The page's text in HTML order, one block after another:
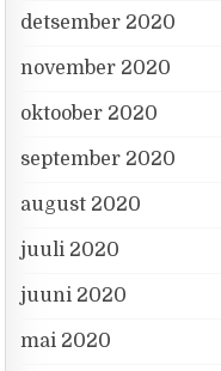
detsember 2020
november 2020
oktoober 2020
september 2020
august 2020
juuli 2020
juuni 2020
mai 2020